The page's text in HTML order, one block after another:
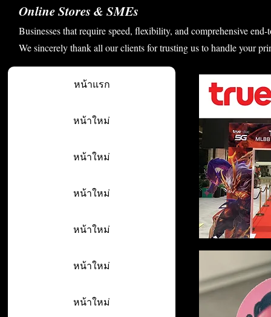
Online Stores & SMEs
Businesses that require speed, flexibility, and comprehensive
We sincerely thank all our clients for trusting us to handle your
หน้าแรก
หน้าใหม่
หน้าใหม่
หน้าใหม่
หน้าใหม่
หน้าใหม่
หน้าใหม่